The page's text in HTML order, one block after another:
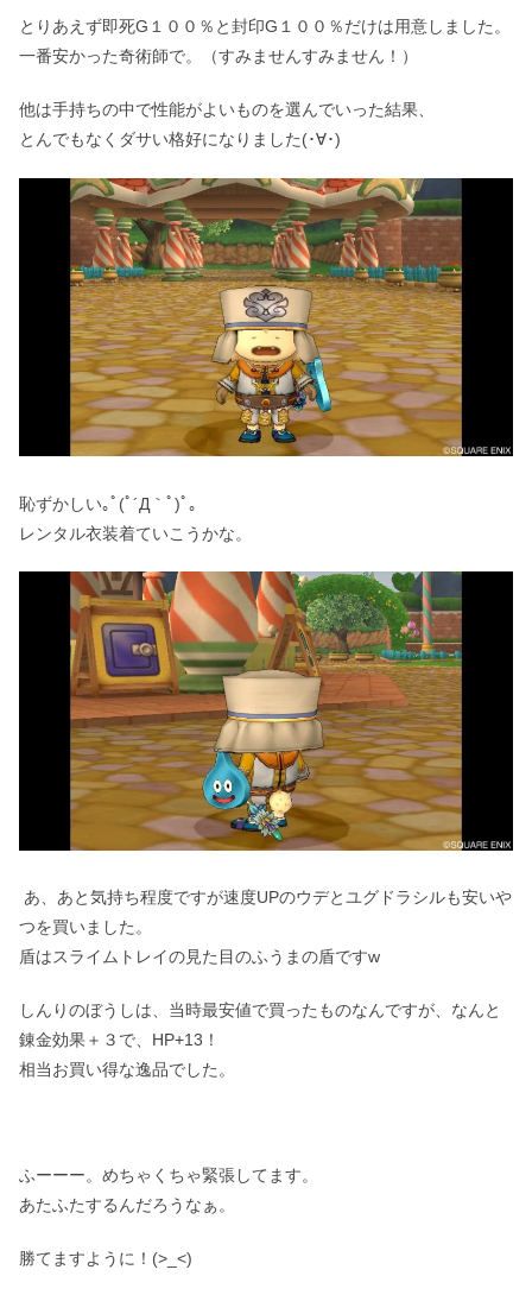
とりあえず即死G１００％と封印G１００％だけは用意しました。
一番安かった奇術師で。（すみませんすみません！）
他は手持ちの中で性能がよいものを選んでいった結果、
とんでもなくダサい格好になりました(･∀･)
恥ずかしい｡ﾟ(ﾟ´Д｀ﾟ)ﾟ｡
レンタル衣装着ていこうかな。
あ、あと気持ち程度ですが速度UPのウデとユグドラシルも安いや
つを買いました。
盾はスライムトレイの見た目のふうまの盾ですw
しんりのぼうしは、当時最安値で買ったものなんですが、なんと
錬金効果＋３で、HP+13！
相当お買い得な逸品でした。
ふーーー。めちゃくちゃ緊張してます。
あたふたするんだろうなぁ。
勝てますように！(>_<)